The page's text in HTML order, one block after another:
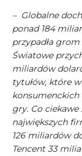
– Globalne
ponad 184
przypadła
Światowe
miliardów
tytułów, które
gry. Co ciekawe
największych
126 miliardów
Tencent 33